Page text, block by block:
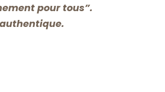
pour tous”.